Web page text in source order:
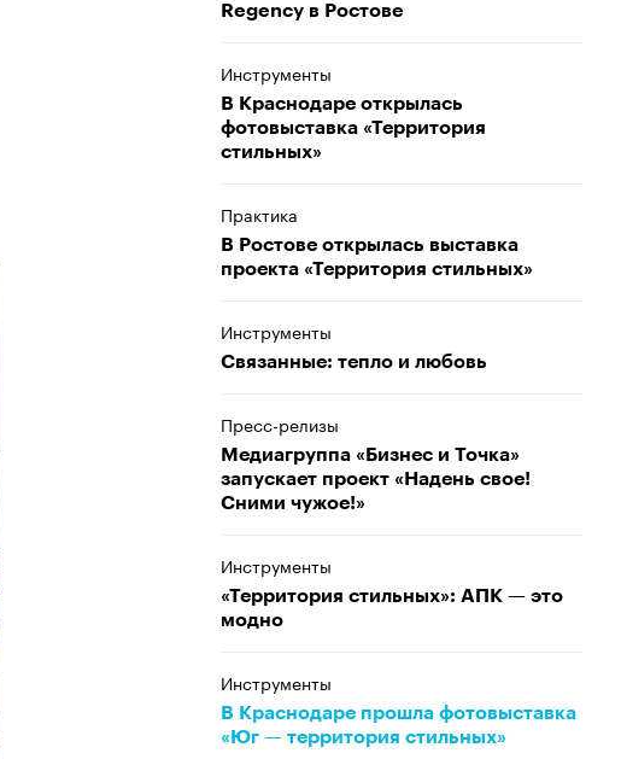
Regency в Ростове
Инструменты
В Краснодаре открылась
фотовыставка «Территория
стильных»
Практика
В Ростове открылась выставка
проекта «Территория стильных»
Инструменты
Связанные: тепло и любовь
Пресс-релизы
Медиагруппа «Бизнес и Точка»
запускает проект «Надень свое!
Сними чужое!»
Инструменты
«Территория стильных»: АПК — это
модно
Инструменты
В Краснодаре прошла фотовыставка
«Юг — территория стильных»